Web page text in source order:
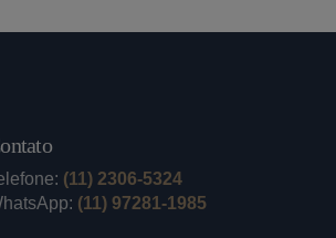
(11) 2306-5324
(11) 97281-1985